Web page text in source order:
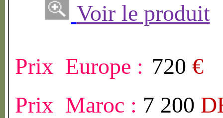
Voir le produit
Prix Europe : 720 €
Prix Maroc : 7 200